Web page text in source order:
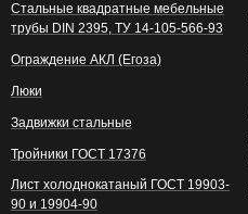
Стальные квадратные мебельные
трубы DIN 2395, ТУ 14-105-566-93
Ограждение АКЛ (Егоза)
Люки
Задвижки стальные
Тройники ГОСТ 17376
Лист холоднокатаный ГОСТ 19903-
90 и 19904-90